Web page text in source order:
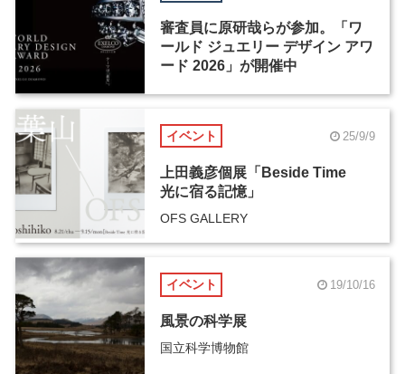
審査員に原研哉らが参加。「ワ
ールド ジュエリー デザイン アワ
ード 2026」が開催中
イベント 25/9/9
上田義彦個展「Beside Time
光に宿る記憶」
OFS GALLERY
イベント 19/10/16
風景の科学展
国立科学博物館